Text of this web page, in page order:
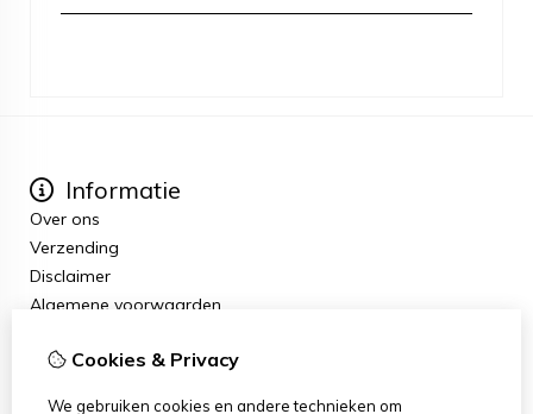
Informatie
Over ons
Verzending
Disclaimer
Algemene voorwaarden
Cadeaubon
Cookies & Privacy
We gebruiken cookies en andere technieken om